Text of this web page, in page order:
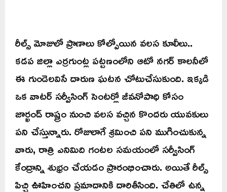
రీల్స్ మోజులో ప్రాణాలు కోల్పోయిన వలస కూలీలు..
కడప జిల్లా ఎర్రగుంట్ల పట్టణంలోని ఆటో నగర్ కాలనీలో
ఈ గుండెలవిసే దారుణ ఘటన చోటుచేసుకుంది. ఇక్కడి
ఒక వాటర్ సర్వీసింగ్ సెంటర్లో జీవనోపాధి కోసం
జార్ఖండ్ రాష్ట్రం నుంచి వలస వచ్చిన కొందరు యువకులు
పని చేస్తున్నారు. రోజులాగే శ్రమించి పని ముగించుకున్న
వారు, రాత్రి ఎనిమిది గంటల సమయంలో సర్వీసింగ్
కేంద్రాన్ని శుభ్రం చేయడం ప్రారంభించారు. అయితే రీల్స్
పిచ్చి ఊహించని ప్రమాదానికి దారితీసింది. చేతిలో ఉన్న